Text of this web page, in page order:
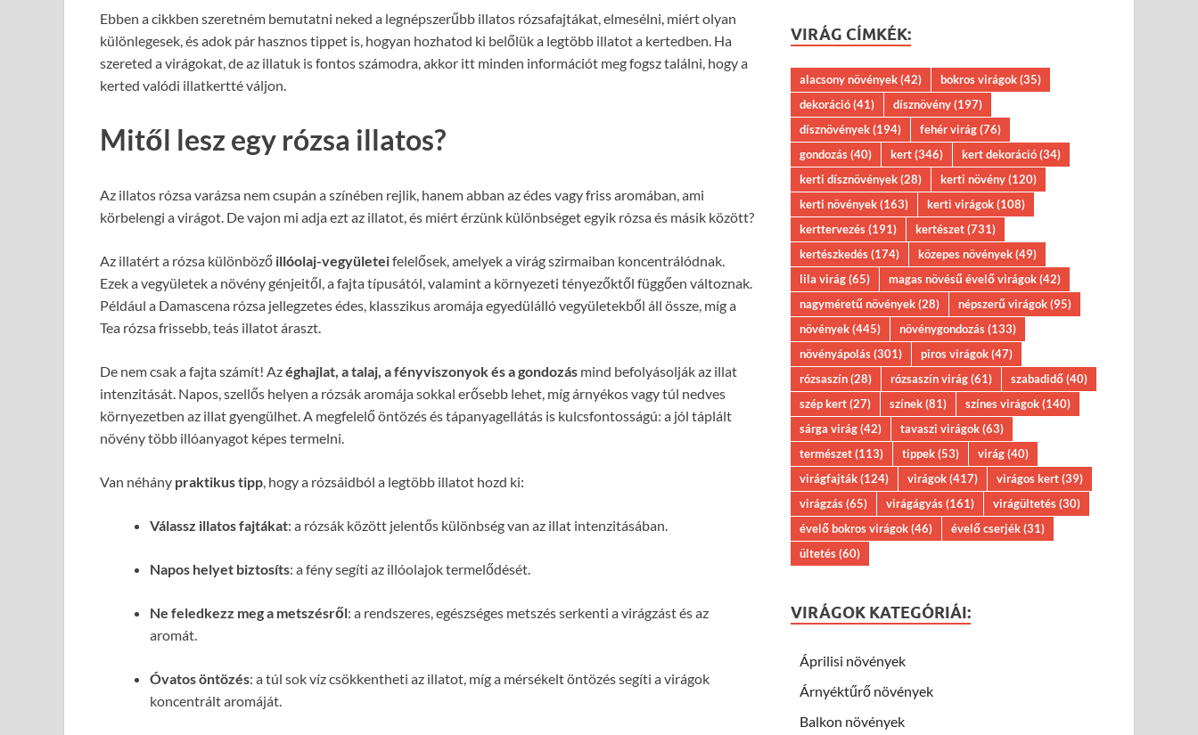
Ebben a cikkben szeretném bemutatni neked a legnépszerűbb illatos rózsafajtákat, elmesélni, miért olyan
különlegesek, és adok pár hasznos tippet is, hogyan hozhatod ki belőlük a legtöbb illatot a kertedben. Ha
szereted a virágokat, de az illatuk is fontos számodra, akkor itt minden információt meg fogsz találni, hogy a
kerted valódi illatkertté váljon.
Mitől lesz egy rózsa illatos?
Az illatos rózsa varázsa nem csupán a színében rejlik, hanem abban az édes vagy friss aromában, ami
körbelengi a virágot. De vajon mi adja ezt az illatot, és miért érzünk különbséget egyik rózsa és másik között?
Az illatért a rózsa különböző illóolaj-vegyületeifelelősek, amelyek a virág szirmaiban koncentrálódnak.
Ezek a vegyületek a növény génjeitől, a fajta típusától, valamint a környezeti tényezőktől függően változnak.
Például a Damascena rózsa jellegzetes édes, klasszikus aromája egyedülálló vegyületekből áll össze, míg a
Tea rózsa frissebb, teás illatot áraszt.
De nem csak a fajta számít! Azéghajlat, a talaj, a fényviszonyok és a gondozás mind befolyásolják az illat
intenzitását. Napos, szellős helyen a rózsák aromája sokkal erősebb lehet, míg árnyékos vagy túl nedves
környezetben az illat gyengülhet. A megfelelő öntözés és tápanyagellátás is kulcsfontosságú: a jól táplált
növény több illóanyagot képes termelni.
Van néhány praktikus tipp, hogy a rózsáidból a legtöbb illatot hozd ki:
Válassz illatos fajtákat: a rózsák között jelentős különbség van az illat intenzitásában.
Napos helyet biztosíts: a fény segíti az illóolajok termelődését.
Ne feledkezz meg a metszésről: a rendszeres, egészséges metszés serkenti a virágzást és az
aromát.
Óvatos öntözés: a túl sok víz csökkentheti az illatot, míg a mérsékelt öntözés segíti a virágok
koncentrált aromáját.
VIRÁG CÍMKÉK:
alacsony növények(42) bokros virágok(35)
dekoráció(41) dísznövény(197)
dísznövények(194) fehér virág(76)
gondozás(40) kert(346) kert dekoráció(34)
kerti dísznövények(28) kerti növény(120)
kerti növények(163) kerti virágok(108)
kerttervezés(191) kertészet(731)
kertészkedés(174) közepes növények(49)
lila virág(65) magas növésű évelő virágok(42)
nagyméretű növények(28) népszerű virágok(95)
növények(445) növénygondozás(133)
növényápolás(301) piros virágok(47)
rózsaszín(28) rózsaszín virág(61) szabadidő(40)
szép kert(27) színek(81) színes virágok(140)
sárga virág(42) tavaszi virágok(63)
természet(113) tippek(53) virág(40)
virágfajták(124) virágok(417) virágos kert(39)
virágzás(65) virágágyás(161) virágültetés(30)
évelő bokros virágok(46) évelő cserjék(31)
ültetés(60)
VIRÁGOK KATEGÓRIÁI:
Áprilisi növények
Árnyéktűrő növények
Balkon növények